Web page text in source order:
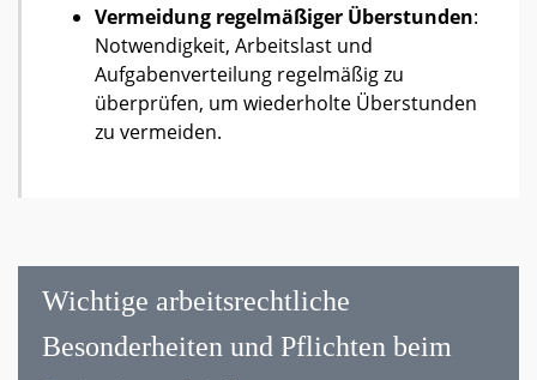
Vermeidung regelmäßiger Überstunden:
Notwendigkeit, Arbeitslast und
Aufgabenverteilung regelmäßig zu
überprüfen, um wiederholte Überstunden
zu vermeiden.
Wichtige arbeitsrechtliche
Besonderheiten und Pflichten beim